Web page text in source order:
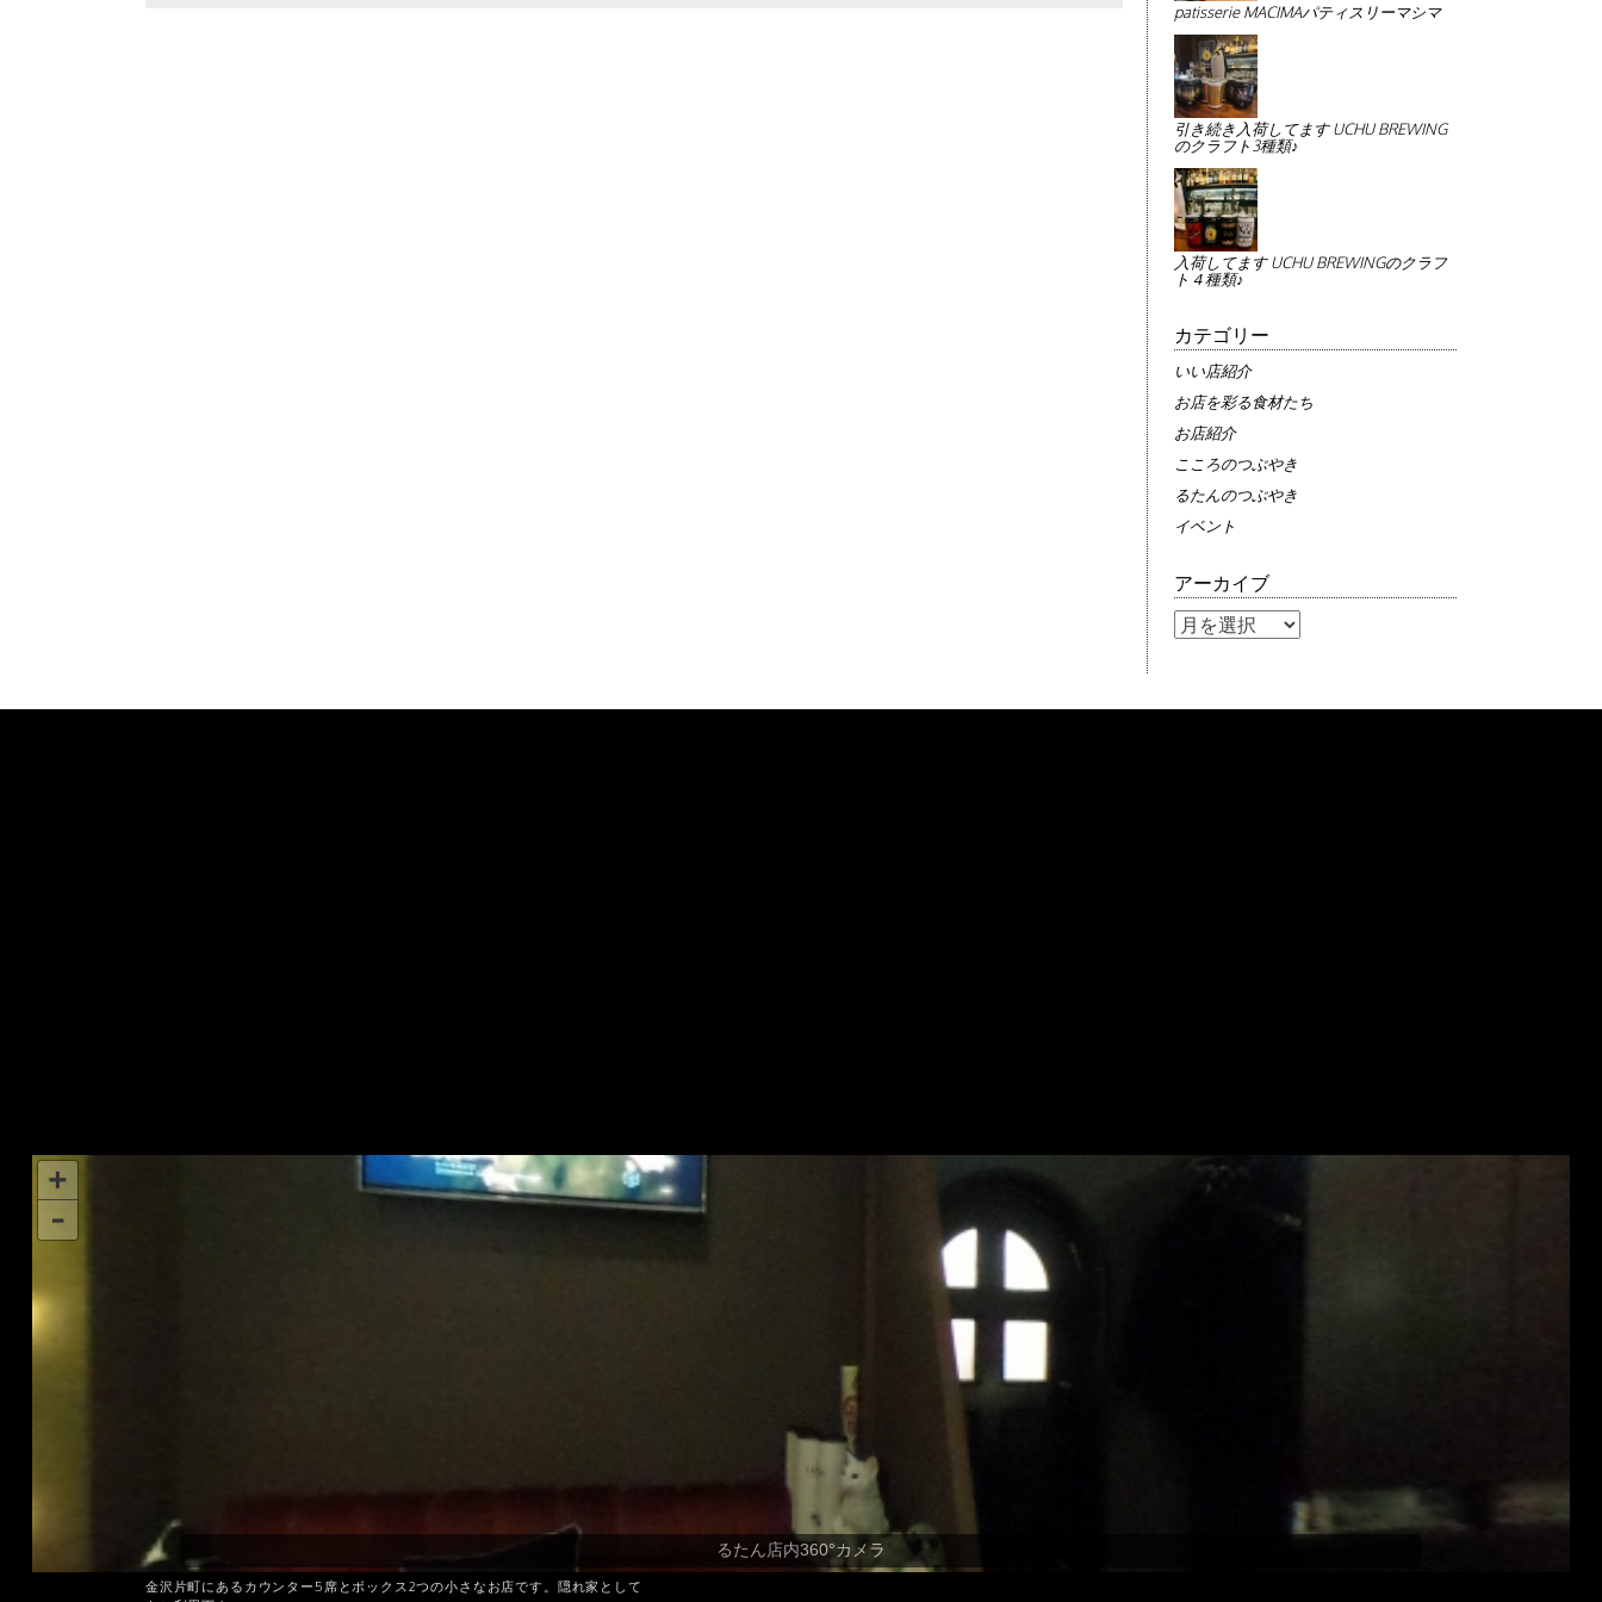
patisserie MACIMAパティスリーマシマ
引き続き入荷してます UCHU BREWING
のクラフト3種類♪
入荷してます UCHU BREWINGのクラフ
ト４種類♪
カテゴリー
いい店紹介
お店を彩る食材たち
お店紹介
こころのつぶやき
るたんのつぶやき
イベント
アーカイブ
ア
イ
金沢片町にあるカウンター5席とボックス2つの小さなお店です。隠れ家として